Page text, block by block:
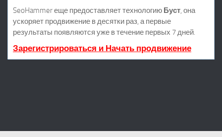
SeoHammer еще предоставляет технологию Буст, она
ускоряет продвижение в десятки раз, а первые
результаты появляются уже в течение первых 7 дней.
Зарегистрироваться и Начать продвижение